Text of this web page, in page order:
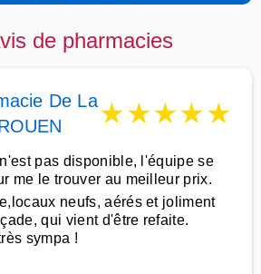
de pharmacies
De La★★★★★
pas disponible, l'équipe se
me le trouver au meilleur prix.
neufs, aérés et joliment
qui vient d'être refaite.
sympa !